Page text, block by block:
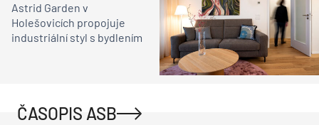
Astrid Garden v
Holešovicích propojuje
industriální styl s bydlením
ČASOPIS ASB